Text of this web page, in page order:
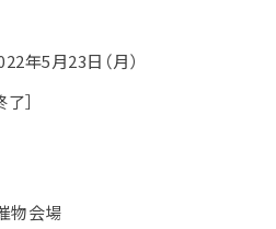
年5月23日（月）
］
物会場